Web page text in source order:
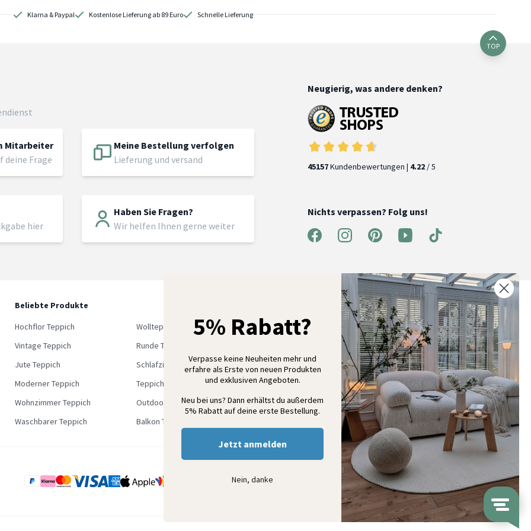
Klarna & Paypal Kostenlose Lieferung ab 89 Euro Schnelle Lieferung
TOP
Mitarbeiter
Frage
Meine Bestellung verfolgen
Lieferung und versand
hier
Haben Sie Fragen?
Wir helfen Ihnen gerne weiter
Neugierig, was andere denken?
45157Kundenbewertungen | 4.22 / 5
Nichts verpassen? Folg uns!
Beliebte Produkte
Hochflor Teppich
Wollteppich
Vintage Teppich
Runde Teppich
Jute Teppich
Schlafzimmer Teppich
Moderner Teppich
Teppich Outlet
Wohnzimmer Teppich
Outdoor Teppich
Waschbarer Teppich
Balkon Teppich
5% Rabatt auf deine erste Bestellung
Melde dich für unseren Newsletter an und entdecke neue
Kollektionen, Angebote und Wohnideen als Erstes
Anmelden
5% Rabatt?
Verpasse keine Neuheiten mehr und
erfahre als Erste von neuen Produkten
und exklusiven Angeboten.
Neu bei uns? Dann erhältst du außerdem
5% Rabatt auf deine erste Bestellung.
Jetzt anmelden
Nein, danke